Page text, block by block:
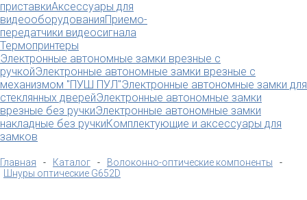
приставкиАксессуары для
видеооборудованияПриемо-
передатчики видеосигнала
Термопринтеры
Электронные автономные замки врезные с
ручкойЭлектронные автономные замки врезные с
механизмом "ПУШ ПУЛ"Электронные автономные замки для
стеклянных дверейЭлектронные автономные замки
врезные без ручкиЭлектронные автономные замки
накладные без ручкиКомплектующие и аксессуары для
замков
Главная - Каталог - Волоконно-оптические компоненты
-
Шнуры оптические G652D